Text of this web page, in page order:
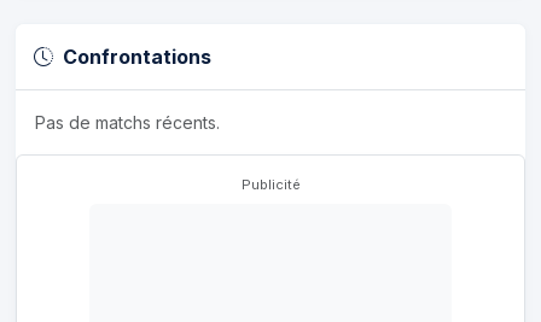
Confrontations
Pas de matchs récents.
Publicité